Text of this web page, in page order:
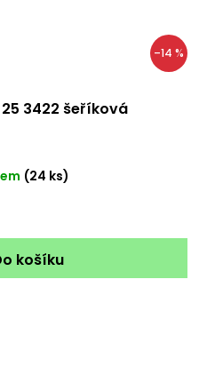
–14 %
3422 šeříková
(24 ks)
košíku